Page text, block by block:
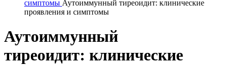
симптомы Аутоиммунный тиреоидит: клинические
проявления и симптомы
Аутоиммунный
тиреоидит: клинические